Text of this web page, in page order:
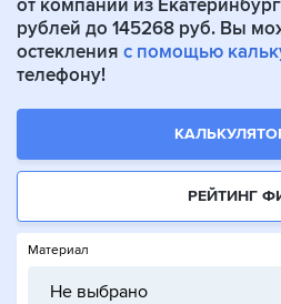
от компаний из
рублей до 145268 руб. Вы
остекления с помощью
телефону!
РЕЙТИНГ
Материал
Не выбрано